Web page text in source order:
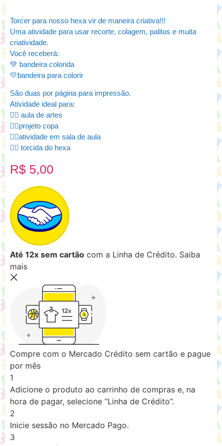
Torcer para nosso hexa vir de maneira criativa!!!
Uma atividade para usar recorte, colagem, palitos e muita
criatividade.
Você receberá:
💚 bandeira colorida
💛bandeira para colorir
São duas por página para impressão.
Atividade ideal para:
👉🏻 aula de artes
👉🏻projeto copa
👉🏻atividade em sala de aula
👉🏻 torcida do hexa
R$ 5,00
Até 12x sem cartão com a Linha de Crédito. Saiba
mais
Compre com o Mercado Crédito sem cartão e pague
por mês
1
Adicione o produto ao carrinho de compras e, na
hora de pagar, selecione “Linha de Crédito”.
2
Inicie sessão no Mercado Pago.
3